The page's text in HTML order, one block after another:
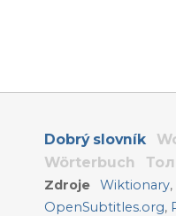
Dobrý slovník
Wörterbuch
Zdroje Wiktionary,
OpenSubtitles.org,